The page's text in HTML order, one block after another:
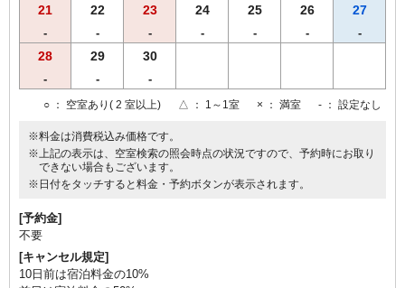
21
-
22
-
23
-
24
-
25
-
26
-
27
-
28
-
29
-
30
-
○ ： 空室あり( 2 室以上) △ ： 1～1室 × ： 満室 - ： 設定なし
※料金は消費税込み価格です。
※上記の表示は、空室検索の照会時点の状況ですので、予約時にお取り
できない場合もございます。
※日付をタッチすると料金・予約ボタンが表示されます。
[予約金]
不要
[キャンセル規定]
10日前は宿泊料金の10%